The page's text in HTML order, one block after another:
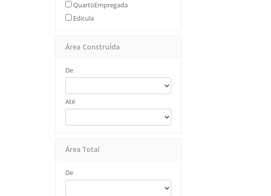
QuartoEmpregada
Edicula
Área ConstruÍda
De
Até
Área Total
De